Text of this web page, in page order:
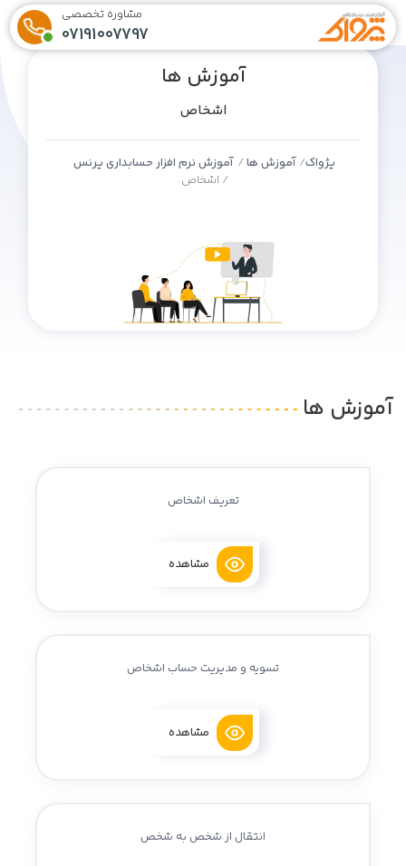
مشاوره تخصصی
07191007797
آموزش ها
اشخاص
پژواک آموزش ها
آموزش نرم افزار حسابداری پرنس
اشخاص
آموزش ها
تعریف اشخاص
مشاهده
تسویه و مدیریت حساب اشخاص
مشاهده
انتقال از شخص به شخص